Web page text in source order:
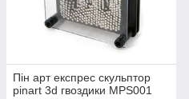
Пін арт експрес скульптор
pinart 3d гвоздики MPS001